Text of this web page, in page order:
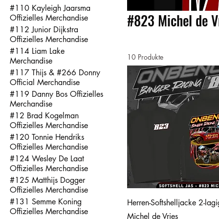
#110 Kayleigh Jaarsma
Offizielles Merchandise
#112 Junior Dijkstra
Offizielles Merchandise
#114 Liam Lake
Merchandise
#117 Thijs & #266 Donny
Official Merchandise
#119 Danny Bos Offizielles
Merchandise
#12 Brad Kogelman
Offizielles Merchandise
#120 Tonnie Hendriks
Offizielles Merchandise
#124 Wesley De Laat
Offizielles Merchandise
#125 Matthijs Dogger
Offizielles Merchandise
#131 Semme Koning
Offizielles Merchandise
#823 Michel de
10 Produkte
Herren-Softshelljacke 2-
Michel de Vries